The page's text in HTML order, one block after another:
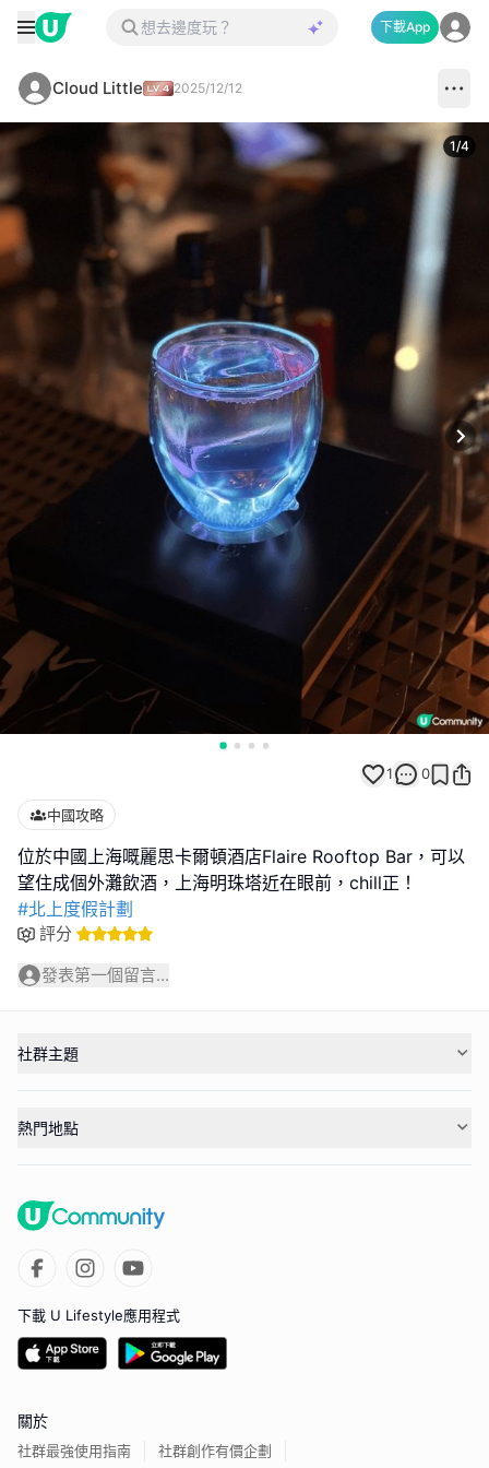
下載App
Cloud Little 2025/12/12
1/4
1 0
中國攻略
位於中國上海嘅麗思卡爾頓酒店Flaire Rooftop Bar，可以
#北上度假計劃
評分
發表第一個留言...
社群主題
熱門地點
下載 U Lifestyle應用程式
關於
社群最強使用指南 社群創作有價企劃